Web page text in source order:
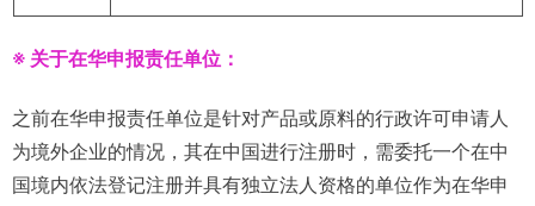
※ 关于在华申报责任单位：
之前在华申报责任单位是针对产品或原料的行政许可申请人
为境外企业的情况，其在中国进行注册时，需委托一个在中
国境内依法登记注册并具有独立法人资格的单位作为在华申